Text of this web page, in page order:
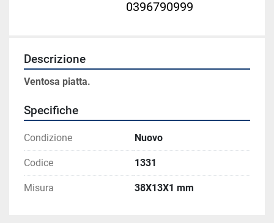
0396790999
Descrizione
Ventosa piatta.
Specifiche
Condizione Nuovo
Codice 1331
Misura 38X13X1 mm